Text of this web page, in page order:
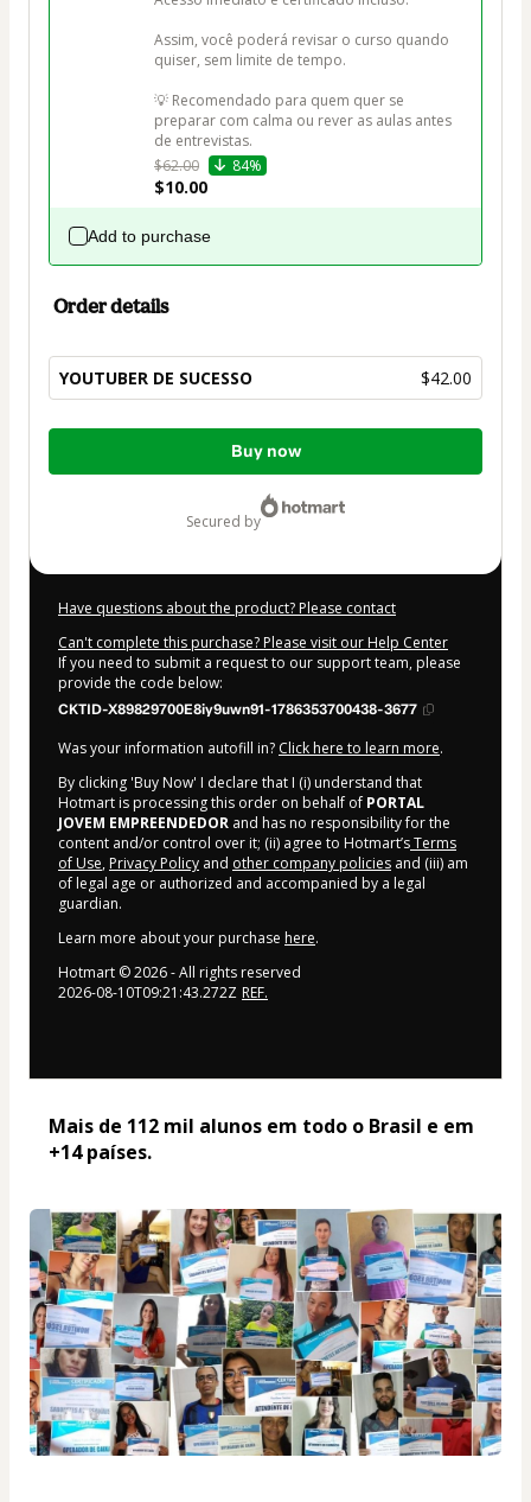
Assim, você poderá revisar o curso quando
quiser, sem limite de tempo.
💡 Recomendado para quem quer se
preparar com calma ou rever as aulas antes
de entrevistas.
$62.00
84%
$10.00
Add to purchase
Order details
YOUTUBER DE SUCESSO $42.00
Total
$42.00
Buy now
secured by
Have questions about the product? Please contact
Can't complete this purchase? Please visit our Help Center
If you need to submit a request to our support team, please
provide the code below:
CKTID-X89829700E8iy9uwn91-1786353700438-3677
Was your information autofill in? Click here to learn more.
By clicking 'Buy Now' I declare that I (i) understand that
Hotmart is processing this order on behalf of PORTAL
JOVEM EMPREENDEDOR and has no responsibility for the
content and/or control over it; (ii) agree to Hotmart’sTerms
of Use, Privacy Policy and other company policies and (iii) am
of legal age or authorized and accompanied by a legal
guardian.
Learn more about your purchase here.
Hotmart ©2026- All rights reserved
2026-08-10T09:21:43.272Z REF.
Mais de 112 mil alunos em todo o Brasil e em
+14 países.